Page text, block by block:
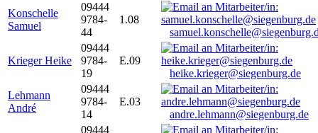
Konschelle
Samuel
09444
9784-
44
1.08
Krieger Heike
09444
9784-
19
E.09
heike.krieger@siegenburg.de
Lehmann
André
09444
9784-
14
E.03
andre.lehmann@siegenburg.de
09444